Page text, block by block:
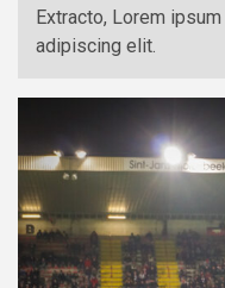
Extracto, Lorem
adipiscing elit.